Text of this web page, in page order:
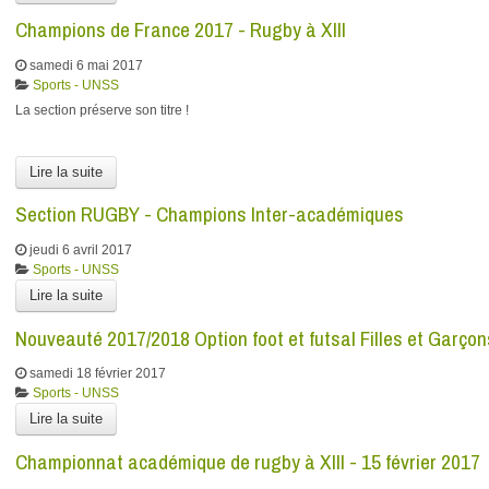
Champions de France 2017 - Rugby à XIII
samedi 6 mai 2017
Sports - UNSS
La section préserve son titre !
Lire la suite
Section RUGBY - Champions Inter-académiques
jeudi 6 avril 2017
Sports - UNSS
Lire la suite
Nouveauté 2017/2018 Option foot et futsal Filles et
samedi 18 février 2017
Sports - UNSS
Lire la suite
Championnat académique de rugby à XIII - 15 février 2017